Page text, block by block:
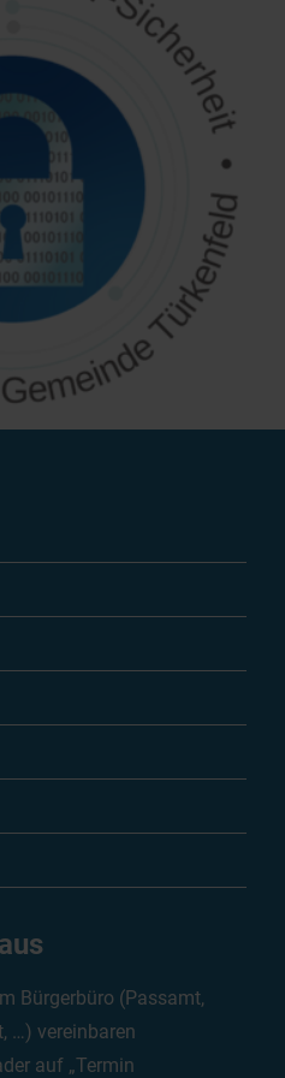
Bürgerbüro (Passamt,
…) vereinbaren
auf „Termin